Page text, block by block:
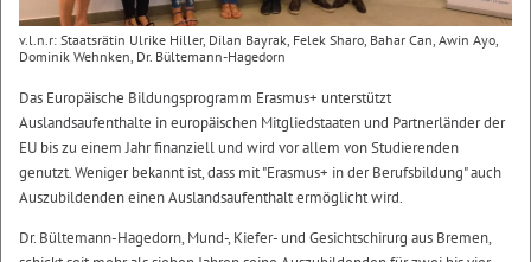
v.l.n.r: Staatsrätin Ulrike Hiller, Dilan Bayrak, Felek Sharo, Bahar Can, Awin Ayo,
Dominik Wehnken, Dr. Bültemann-Hagedorn
Das Europäische Bildungsprogramm Erasmus+ unterstützt
Auslandsaufenthalte in europäischen Mitgliedstaaten und Partnerländer der
EU bis zu einem Jahr finanziell und wird vor allem von Studierenden
genutzt. Weniger bekannt ist, dass mit "Erasmus+ in der Berufsbildung" auch
Auszubildenden einen Auslandsaufenthalt ermöglicht wird.
Dr. Bültemann-Hagedorn, Mund-, Kiefer- und Gesichtschirurg aus Bremen,